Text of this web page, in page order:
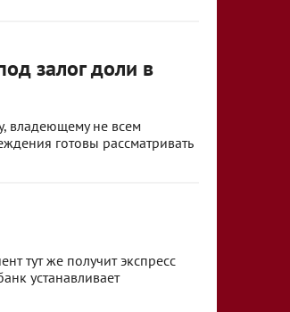
залог доли в
владеющему не всем
готовы рассматривать
тут же получит экспресс
устанавливает